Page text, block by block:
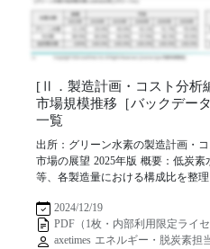
[Ⅱ．製造計画・コスト分析
市場規模推移［バックデー
一覧
出所：グリーン水素の製造計画・
市場の展望 2025年版 概要：低炭
等、各製造量における構成比を整理
2024/12/19
PDF（1枚・内部利用限定ライセ
axetimes エネルギー・脱炭素担